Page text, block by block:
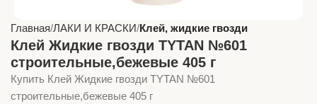
Главная ЛАКИ И КРАСКИ Клей, жидкие гвозди
Клей Жидкие гвозди TYTAN №601
строительные,бежевые 405 г
Купить Клей Жидкие гвозди TYTAN №601
строительные,бежевые 405 г